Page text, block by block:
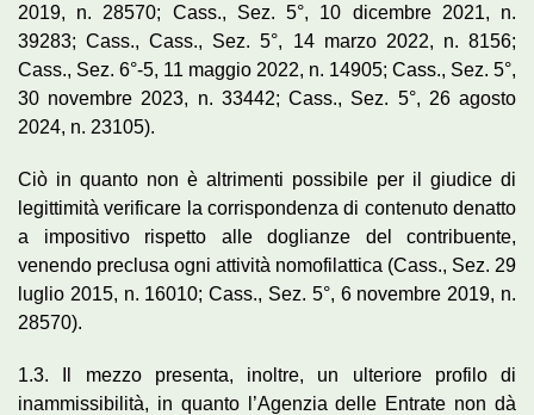
2019, n. 28570; Cass., Sez. 5°, 10 dicembre 2021, n.
39283; Cass., Cass., Sez. 5°, 14 marzo 2022, n. 8156;
Cass., Sez. 6°-5, 11 maggio 2022, n. 14905; Cass., Sez. 5°,
30 novembre 2023, n. 33442; Cass., Sez. 5°, 26 agosto
2024, n. 23105).
Ciò in quanto non è altrimenti possibile per il giudice di
legittimità verificare la corrispondenza di contenuto denatto
a impositivo rispetto alle doglianze del contribuente,
venendo preclusa ogni attività nomofilattica (Cass., Sez. 29
luglio 2015, n. 16010; Cass., Sez. 5°, 6 novembre 2019, n.
28570).
1.3. Il mezzo presenta, inoltre, un ulteriore profilo di
inammissibilità, in quanto l’Agenzia delle Entrate non dà